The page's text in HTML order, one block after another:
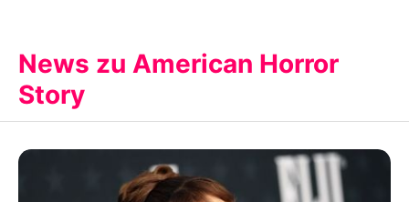
News zu American Horror
Story